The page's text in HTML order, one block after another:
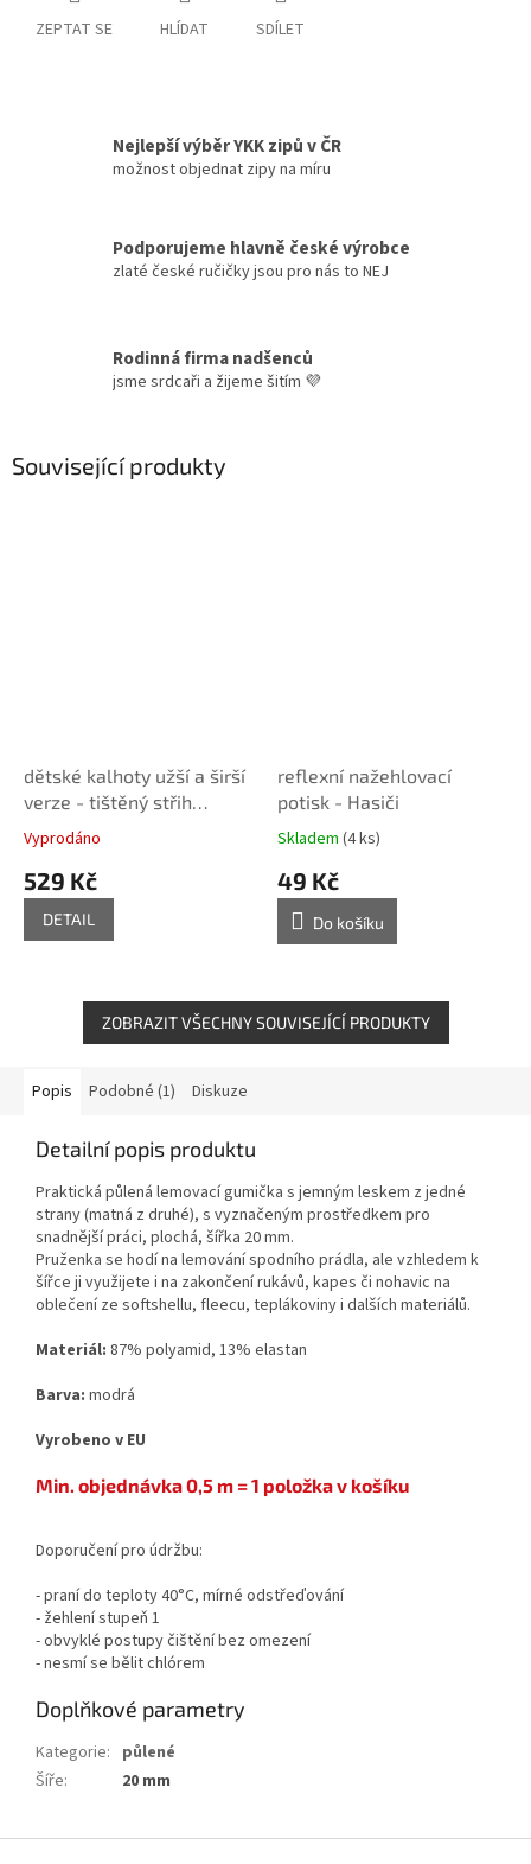
ZEPTAT SE HLÍDAT SDÍLET
Nejlepší výběr YKK zipů v ČR
možnost objednat zipy na míru
Podporujeme hlavně české výrobce
zlaté české ručičky jsou pro nás to NEJ
Rodinná firma nadšenců
jsme srdcaři a žijeme šitím 💜
Související produkty
dětské kalhoty užší a širší
verze - tištěný střih
Caramilla
Vyprodáno
529 Kč
DETAIL
reflexní nažehlovací
potisk - Hasiči
Skladem (4 ks)
49 Kč
Do košíku
ZOBRAZIT VŠECHNY SOUVISEJÍCÍ PRODUKTY
Popis Podobné (1) Diskuze
Detailní popis produktu
Praktická půlená lemovací gumička s jemným leskem z jedné
strany (matná z druhé), s vyznačeným prostředkem pro
snadnější práci, plochá, šířka 20 mm.
Pruženka se hodí na lemování spodního prádla, ale vzhledem k
šířce ji využijete i na zakončení rukávů, kapes či nohavic na
oblečení ze softshellu, fleecu, teplákoviny i dalších materiálů.
Materiál: 87% polyamid, 13% elastan
Barva: modrá
Vyrobeno v EU
Min. objednávka 0,5 m = 1 položka v košíku
Doporučení pro údržbu:
- praní do teploty 40°C, mírné odstřeďování
- žehlení stupeň 1
- obvyklé postupy čištění bez omezení
- nesmí se bělit chlórem
Doplňkové parametry
Kategorie: půlené
Šíře: 20 mm